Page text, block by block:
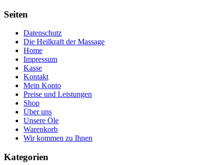
Seiten
Datenschutz
Die Heilkraft der Massage
Home
Impressum
Kasse
Kontakt
Mein Konto
Preise und Leistungen
Shop
Über uns
Unsere Öle
Warenkorb
Wir kommen zu Ihnen
Kategorien